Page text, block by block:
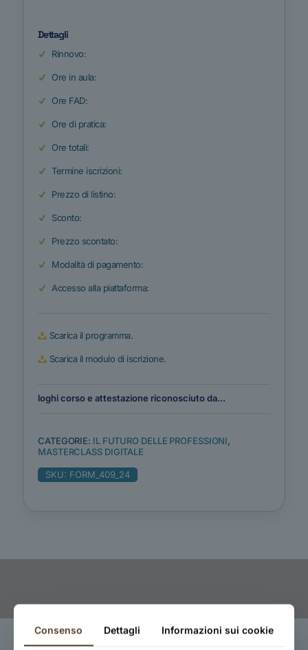
Dettagli
Rinnovo:
Ore in aula:
Ore FAD:
Ore di pratica:
Ore totali:
Termine iscrizioni:
Prezzo di listino:
Sconto:
Prezzo scontato:
Modalità di pagamento:
Accesso alla piattaforma:
Scarica il programma.
Scarica il modulo di iscrizione.
loghi corso e attestazione riconosciuto da...
CATEGORIE: IL FUTURO DELLE PROFESSIONI,
MASTERCLASS DIGITALE
SKU: FORM_409_24
Consenso Dettagli Informazioni sui cookie